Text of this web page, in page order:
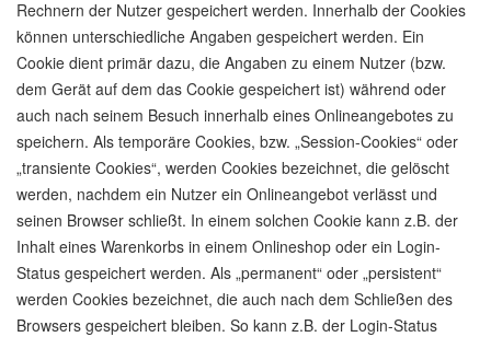
Rechnern der Nutzer gespeichert werden. Innerhalb der Cookies
können unterschiedliche Angaben gespeichert werden. Ein
Cookie dient primär dazu, die Angaben zu einem Nutzer (bzw.
dem Gerät auf dem das Cookie gespeichert ist) während oder
auch nach seinem Besuch innerhalb eines Onlineangebotes zu
speichern. Als temporäre Cookies, bzw. „Session-Cookies“ oder
„transiente Cookies“, werden Cookies bezeichnet, die gelöscht
werden, nachdem ein Nutzer ein Onlineangebot verlässt und
seinen Browser schließt. In einem solchen Cookie kann z.B. der
Inhalt eines Warenkorbs in einem Onlineshop oder ein Login-
Status gespeichert werden. Als „permanent“ oder „persistent“
werden Cookies bezeichnet, die auch nach dem Schließen des
Browsers gespeichert bleiben. So kann z.B. der Login-Status